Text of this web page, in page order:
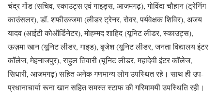
चंद्र गोंड (सचिव, स्काउट्स एवं गाइड्स, आजमगढ़), गोविंदा चौहान (ट्रेनिंग
काउंसलर), डॉ. शफीउज्जमा (लीडर ट्रेनर, रोवर, पर्यवेक्षक शिविर), अजय
यादव (आईटी कोऑर्डिनेटर), मोहम्मद शाहिद (यूनिट लीडर, स्काउट्स),
ऊज़मा खान (यूनिट लीडर, गाइड), बृजेश (यूनिट लीडर, जनता विद्यालय इंटर
कॉलेज, मेहनाजपुर), राहुल तिवारी (यूनिट लीडर, महादेवी इंटर कॉलेज,
सिधारी, आजमगढ़) सहित अनेक गणमान्य लोग उपस्थित रहे। साथ ही उप-
प्रधानाचार्या रूना खान सहित समस्त स्टाफ की गरिमामयी उपस्थिति रही।